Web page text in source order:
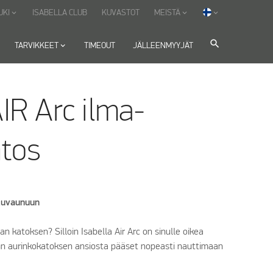
TARVIKKEET keyboard_arrow_down TIMEOUT JÄLLEENMYYJÄT search
keyboard_arrow_down ISABELLA CLUB KUVASTOT MEISTÄkeyboard_arrow_down keyboard_arrow_down
Arc ilma-
katoksen? Silloin Isabella Air Arc on sinulle oikea
aurinkokatoksen ansiosta pääset nopeasti nauttimaan